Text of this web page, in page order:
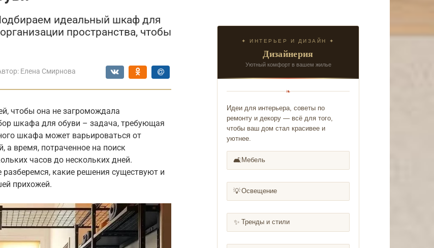
идеальный шкаф для
пространства, чтобы
Елена Смирнова
чтобы она не загромождала
шкафа для обуви – задача, требующая
шкафа может варьироваться от
а время, потраченное на поиск
часов до нескольких дней.
какие решения существуют и
прихожей.
✦ ИНТЕРЬЕР И ДИЗАЙН ✦
Дизайнерия
Уютный комфорт в вашем жилье
❧
Идеи для интерьера, советы по
ремонту и декору — всё для того,
чтобы ваш дом стал красивее и
уютнее.
🛋️ Мебель
💡Освещение
✨ Тренды и стили